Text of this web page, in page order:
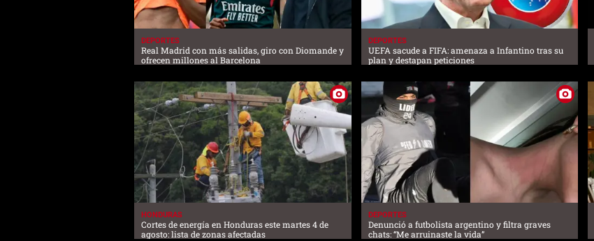
DEPORTES
Real Madrid con más salidas, giro con Diomande y
ofrecen millones al Barcelona
DEPORTES
UEFA sacude a FIFA: amenaza a Infantino tras su
plan y destapan peticiones
HONDURAS
Cortes de energía en Honduras este martes 4 de
agosto: lista de zonas afectadas
DEPORTES
Denunció a futbolista argentino y filtra graves
chats: “Me arruinaste la vida”